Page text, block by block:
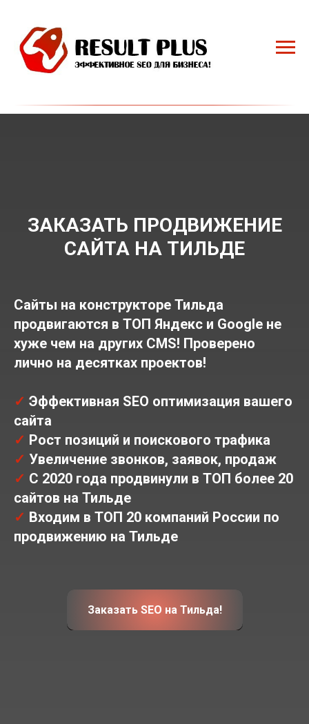
ЗАКАЗАТЬ ПРОДВИЖЕНИЕ
САЙТА НА ТИЛЬДЕ
Сайты на конструкторе Тильда
продвигаются в ТОП Яндекс и Google не
хуже чем на других CMS! Проверено
лично на десятках проектов!
✓ Эффективная SEO оптимизация вашего
сайта
✓ Рост позиций и поискового трафика
✓ Увеличение звонков, заявок, продаж
✓ С 2020 года продвинули в ТОП более 20
сайтов на Тильде
✓ Входим в ТОП 20 компаний России по
продвижению на Тильде
Заказать SEO на Тильда!